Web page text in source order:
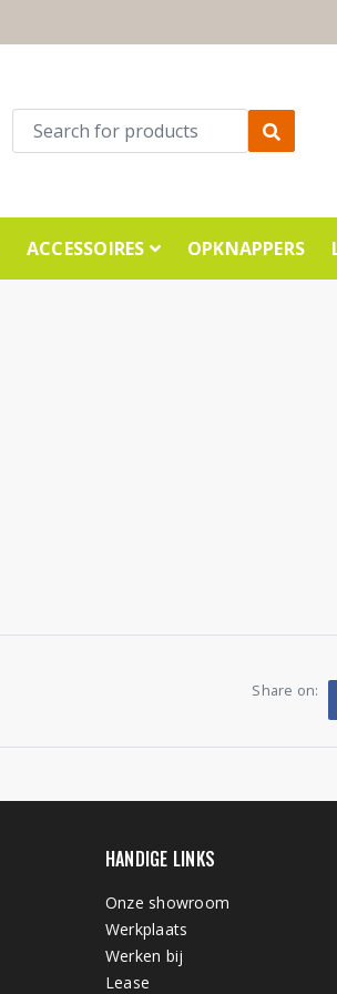
ACCESSOIRES OPKNAPPERS
Share on:
HANDIGE LINKS
Onze showroom
Werkplaats
Werken bij
Lease